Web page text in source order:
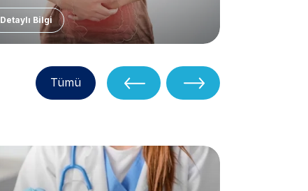
Detaylı Bilgi
Tümü